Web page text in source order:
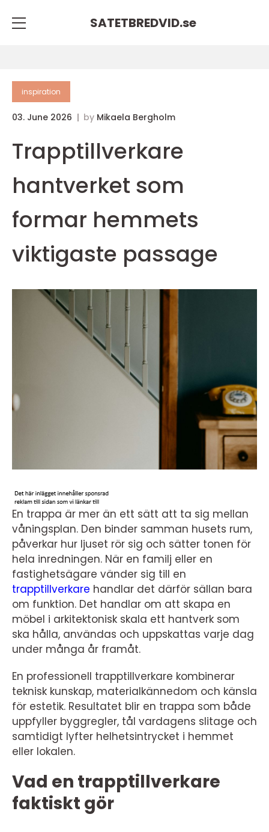
SATETBREDVID.se
inspiration
03. June 2026 by Mikaela Bergholm
Trapptillverkare
hantverket som
formar hemmets
viktigaste passage
En trappa är mer än ett sätt att ta sig mellan
våningsplan. Den binder samman husets rum,
påverkar hur ljuset rör sig och sätter tonen för
hela inredningen. När en familj eller en
fastighetsägare vänder sig till en
trapptillverkare handlar det därför sällan bara
om funktion. Det handlar om att skapa en
möbel i arkitektonisk skala ett hantverk som
ska hålla, användas och uppskattas varje dag
under många år framåt.
En professionell trapptillverkare kombinerar
teknisk kunskap, materialkännedom och känsla
för estetik. Resultatet blir en trappa som både
uppfyller byggregler, tål vardagens slitage och
samtidigt lyfter helhetsintrycket i hemmet
eller lokalen.
Vad en trapptillverkare
faktiskt gör